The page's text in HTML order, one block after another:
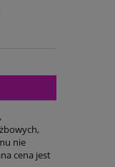
nie
cena jest